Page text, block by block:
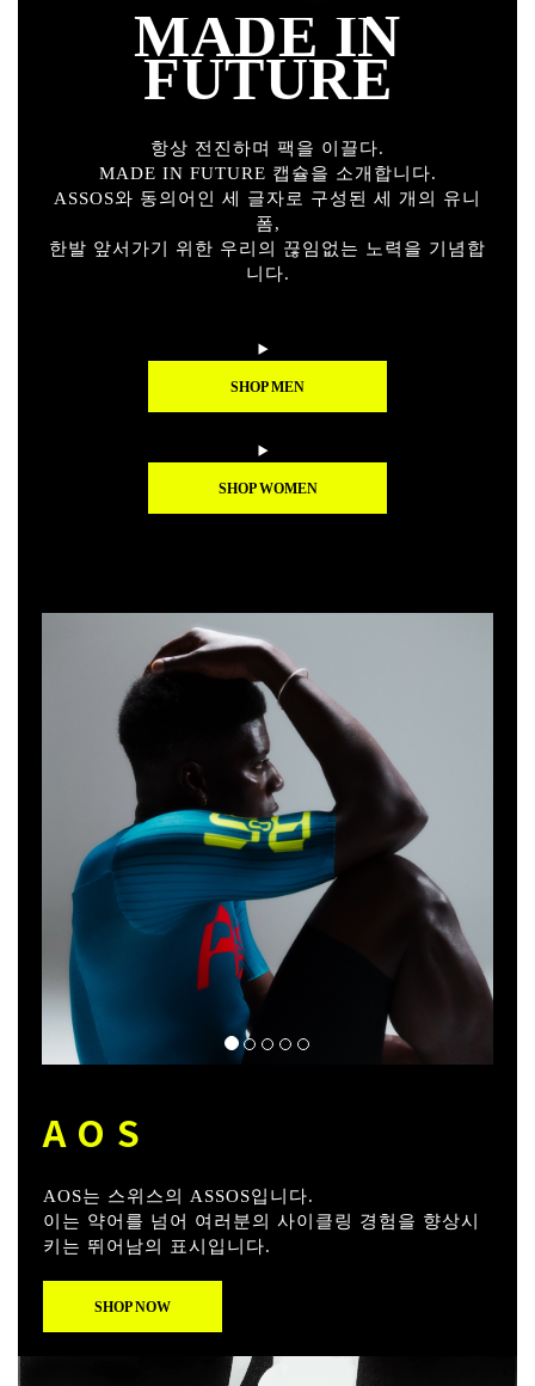
MADE IN
FUTURE
항상 전진하며 팩을 이끌다.
MADE IN FUTURE 캡슐을 소개합니다.
ASSOS와 동의어인 세 글자로 구성된 세 개의 유니
폼,
한발 앞서가기 위한 우리의 끊임없는 노력을 기념합
니다.
SHOP MEN
SHOP WOMEN
AOS
AOS는 스위스의 ASSOS입니다.
이는 약어를 넘어 여러분의 사이클링 경험을 향상시
키는 뛰어남의 표시입니다.
SHOP NOW